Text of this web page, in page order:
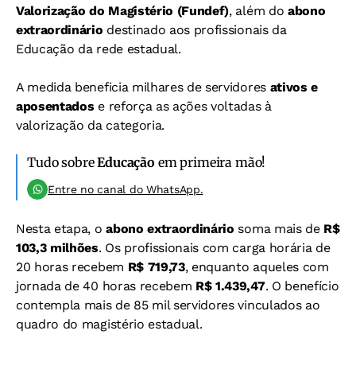
Valorização do Magistério (Fundef), além do abono
extraordinário destinado aos profissionais da
Educação da rede estadual.
A medida beneficia milhares de servidores ativos e
aposentados e reforça as ações voltadas à
valorização da categoria.
Tudo sobreEducação em primeira mão!
Entre no canal do WhatsApp.
Nesta etapa, oabono extraordinário soma mais de R$
103,3 milhões. Os profissionais com carga horária de
20 horas recebem R$ 719,73, enquanto aqueles com
jornada de 40 horas recebem R$ 1.439,47. O benefício
contempla mais de 85 mil servidores vinculados ao
quadro do magistério estadual.